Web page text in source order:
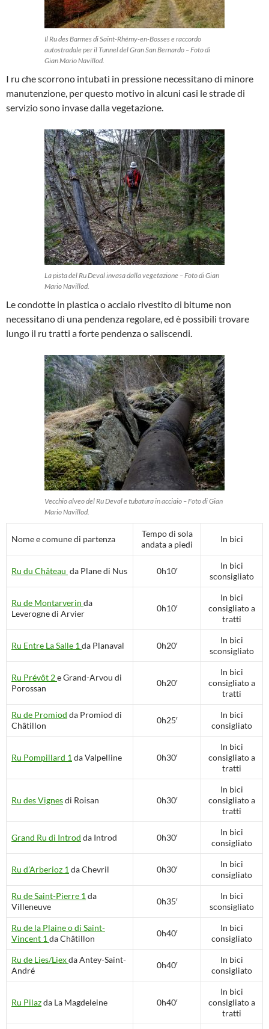
Il Ru des Barmes di Saint-Rhémy-en-Bosses e raccordo
autostradale per il Tunnel del Gran San Bernardo – Foto di
Gian Mario Navillod.
I ru che scorrono intubati in pressione necessitano di minore
manutenzione, per questo motivo in alcuni casi le strade di
servizio sono invase dalla vegetazione.
La pista del Ru Deval invasa dalla vegetazione – Foto di Gian
Mario Navillod.
Le condotte in plastica o acciaio rivestito di bitume non
necessitano di una pendenza regolare, ed è possibili trovare
lungo il ru tratti a forte pendenza o saliscendi.
Vecchio alveo del Ru Deval e tubatura in acciaio – Foto di Gian
Mario Navillod.
Nome e comune di partenza
Tempo di sola
andata a piedi
In bici
Ru du Château da Plane di Nus 0h10′
In bici
sconsigliato
Ru de Montarverin da
Leverogne di Arvier
0h10′
In bici
consigliato a
tratti
Ru Entre La Salle 1 da Planaval 0h20′
In bici
sconsigliato
Ru Prévôt 2e Grand-Arvou di
Porossan
0h20′
In bici
consigliato a
tratti
Ru de Promiod da Promiod di
Châtillon
0h25′
In bici
consigliato
Ru Pompillard 1 da Valpelline 0h30′
In bici
consigliato a
tratti
Ru des Vignesdi Roisan 0h30′
In bici
consigliato a
tratti
Grand Ru di Introd da Introd 0h30′
In bici
consigliato
Ru d’Arberioz 1 da Chevril 0h30′
In bici
consigliato
Ru de Saint-Pierre 1 da
Villeneuve
0h35′
In bici
sconsigliato
Ru de la Plaine o di Saint-
Vincent 1 da Châtillon
0h40′
In bici
consigliato
Ru de Lies/Liexda Antey-Saint-
André
0h40′
In bici
consigliato
Ru Pilazda La Magdeleine 0h40′
In bici
consigliato a
tratti